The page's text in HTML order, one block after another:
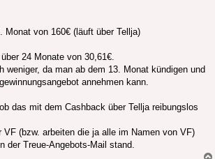
Monat von 160€ (läuft über Tellja)
24 Monate von 30,61€.
weniger, da man ab dem 13. Monat kündigen und
annehmen kann.
das mit dem Cashback über Tellja reibungslos
VF (bzw. arbeiten die ja alle im Namen von VF)
der Treue-Angebots-Mail stand.